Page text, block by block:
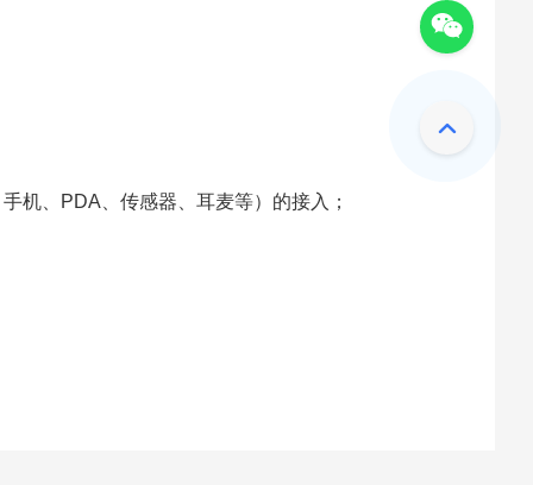
机、PDA、传感器、耳麦等）的接入 ；